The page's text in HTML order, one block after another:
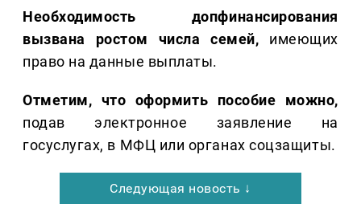
Необходимость допфинансирования
вызвана ростом числа семей, имеющих
право на данные выплаты.
Отметим, что оформить пособие можно,
подав электронное заявление на
госуслугах, в МФЦ или органах соцзащиты.
Следующая новость ↓